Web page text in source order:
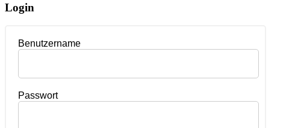
Login
Benutzername
Passwort